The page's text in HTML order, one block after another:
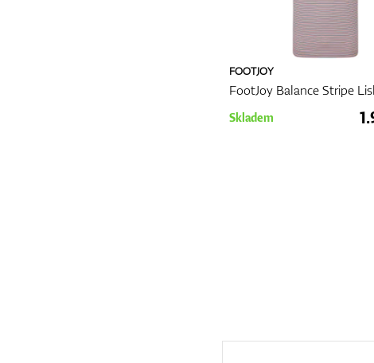
FOOTJOY
FootJoy Balance Stripe
Skladem